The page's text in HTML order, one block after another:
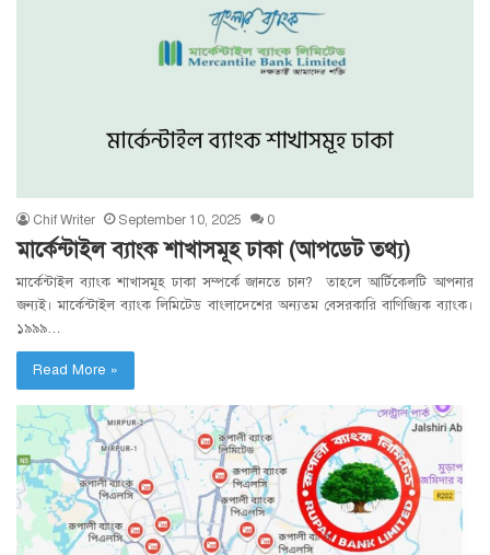
Chif Writer September 10, 2025 0
মার্কেন্টাইল ব্যাংক শাখাসমূহ ঢাকা (আপডেট তথ্য)
মার্কেন্টাইল ব্যাংক শাখাসমূহ ঢাকা সম্পর্কে জানতে চান? তাহলে আর্টিকেলটি আপনার
জন্যই। মার্কেন্টাইল ব্যাংক লিমিটেড বাংলাদেশের অন্যতম বেসরকারি বাণিজ্যিক ব্যাংক।
১৯৯৯…
Read More »